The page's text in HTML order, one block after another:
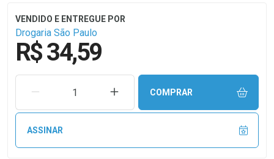
Drogaria São Paulo
R$ 34,59
REMOVER UMA UNIDADEAUMENTAR UMA UNIDADE
COMPRAR
ASSINAR